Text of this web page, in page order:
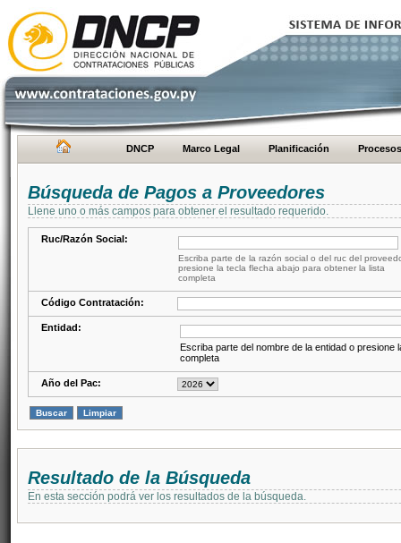
DNCP Marco Legal Planificación Procesos
Búsqueda de Pagos a Proveedores
Llene uno o más campos para obtener el resultado requerido.
Ruc/Razón Social:
Escriba parte de la razón social o del ruc del
presione la tecla flecha abajo para obtener la lista
completa
Código Contratación:
Entidad:
Escriba parte del nombre de la entidad o presione
completa
Año del Pac:
Resultado de la Búsqueda
En esta sección podrá ver los resultados de la búsqueda.